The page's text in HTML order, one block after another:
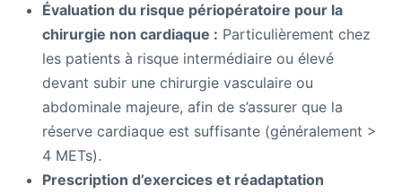
Évaluation du risque périopératoire pour la
chirurgie non cardiaque : Particulièrement chez
les patients à risque intermédiaire ou élevé
devant subir une chirurgie vasculaire ou
abdominale majeure, afin de s’assurer que la
réserve cardiaque est suffisante (généralement >
4 METs).
Prescription d’exercices et réadaptation